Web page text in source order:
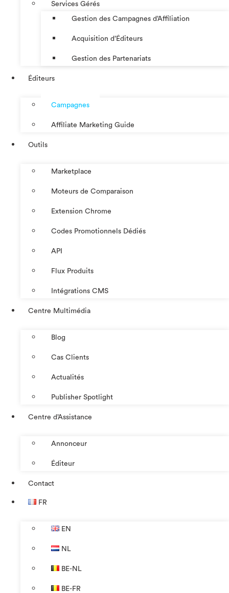
Services Gérés
Gestion des Campagnes d’Affiliation​
Acquisition d’Éditeurs
Gestion des Partenariats
Éditeurs
Campagnes
Affiliate Marketing Guide
Outils
Marketplace
Moteurs de Comparaison
Extension Chrome
Codes Promotionnels Dédiés
API
Flux Produits
Intégrations CMS
Centre Multimédia
Blog
Cas Clients
Actualités
Publisher Spotlight
Centre d’Assistance
Annonceur
Éditeur
Contact
FR
EN
NL
BE-NL
BE-FR